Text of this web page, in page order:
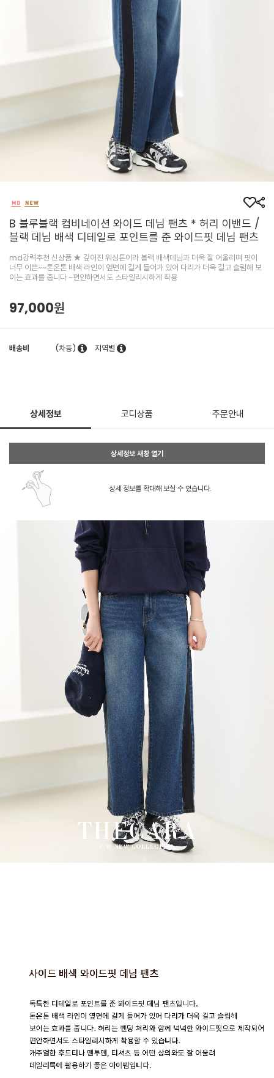
B 블루블랙 컴비네이션 와이드 데님 팬츠 * 허리 이밴드 /
블랙 데님 배색 디테일로 포인트를 준 와이드핏 데님 팬츠
md강력추천 신상품 ★ 깊어진 워싱톤이라 블랙 배색데님과 더욱 잘 어울리며 핏이
너무 이쁜~~톤온톤 배색 라인이 옆면에 길게 들어가 있어 다리가 더욱 길고 슬림해 보
이는 효과를 줍니다 ~편안하면서도 스타일리시하게 착용
97,000원
배송비 (차등) 지역별
상세정보 코디상품 주문안내
상세정보 새창 열기
상세 정보를 확대해 보실 수 있습니다.